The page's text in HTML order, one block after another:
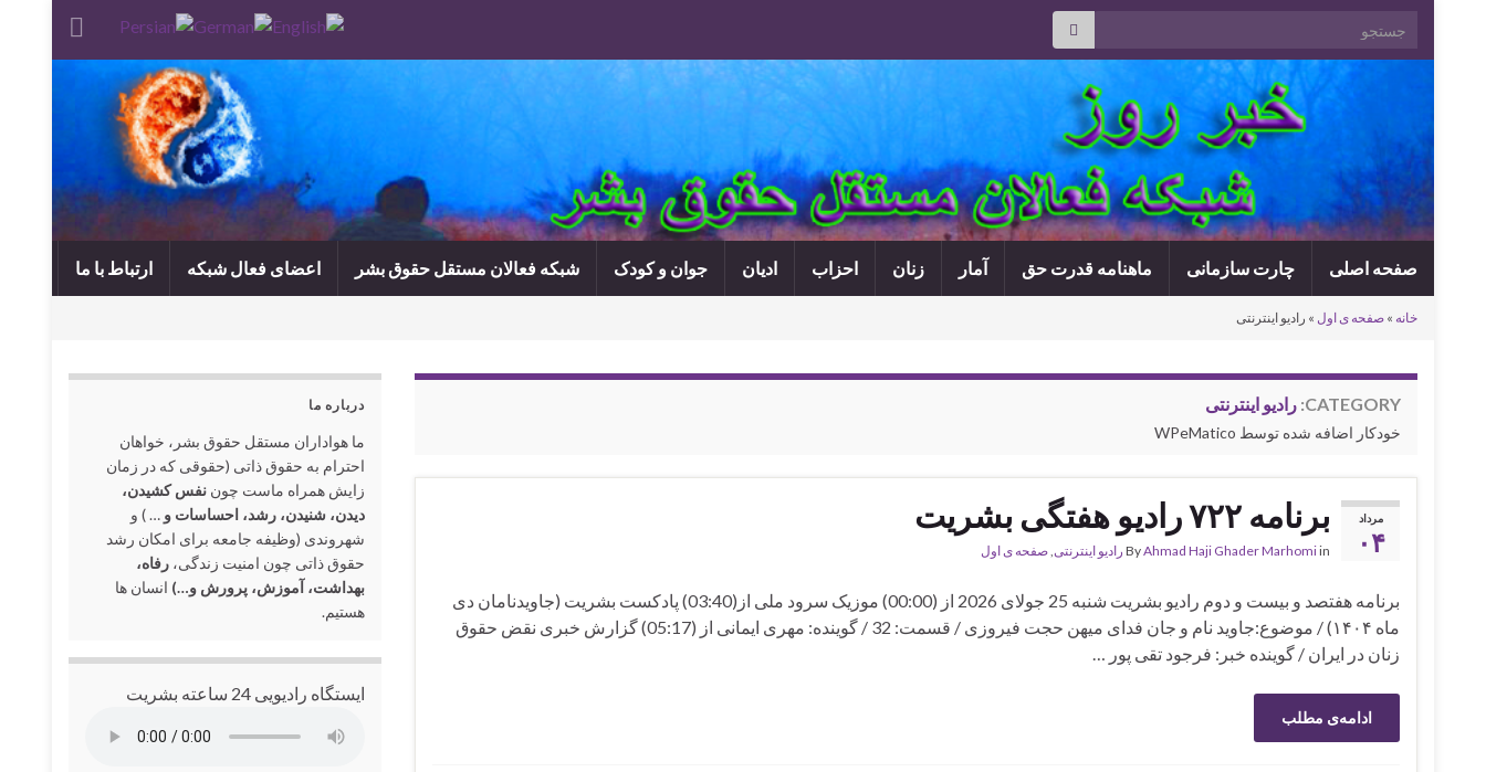
صفحه اصلی چارت سازمانی ماهنامه قدرت حق آمار زنان احزاب ادیان جوان و کودک شبکه فعالان مستقل حقوق بشر اعضای فعال شبکه ارتباط با ما
خانه » صفحه ی اول » رادیو اینترنتی
CATEGORY: رادیو اینترنتی
خودکار اضافه شده توسط WPeMatico
مرداد
۰۴
برنامه ۷۲۲ رادیو هفتگی بشریت
ByAhmad Haji Ghader Marhomiin رادیو اینترنتی,صفحه ی اول
برنامه هفتصد و بیست و دوم رادیو بشریت شنبه 25 جولای 2026 از (00:00) موزیک سرود ملی از(03:40) پادکست بشریت (جاویدنامان دی
ماه ۱۴۰۴) / موضوع:جاوید نام و جان فدای میهن حجت فیروزی / قسمت: 32 / گوینده: مهری ایمانی از (05:17) گزارش خبری نقض حقوق
زنان در ایران / گوینده خبر: فرجود تقی پور …
ادامه‌ی مطلب
درباره ما
ما هواداران مستقل حقوق بشر، خواهان
احترام به حقوق ذاتی (حقوقی که در زمان
زایش همراه ماست چوننفس کشیدن،
دیدن، شنیدن، رشد، احساسات و … ) و
شهروندی (وظیفه جامعه برای امکان رشد
حقوق ذاتی چون امنیت زندگی،رفاه،
بهداشت، آموزش، پرورش و…) انسان ها
هستیم.
ایستگاه رادیویی 24 ساعته بشریت